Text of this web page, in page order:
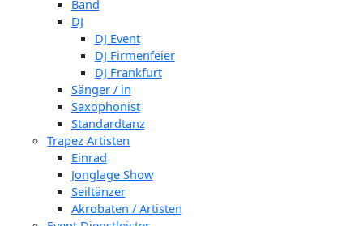
Band
DJ
DJ Event
DJ Firmenfeier
DJ Frankfurt
Sänger / in
Saxophonist
Standardtanz
Trapez Artisten
Einrad
Jonglage Show
Seiltänzer
Akrobaten / Artisten